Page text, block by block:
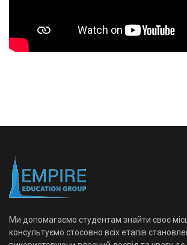
Ми допомагаємо студентам знайти своє
консультуємо стосовно всіх етапів